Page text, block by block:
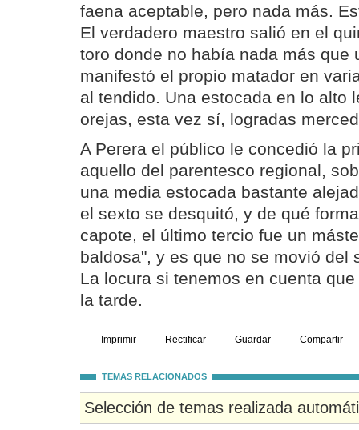
faena aceptable, pero nada más.
El verdadero maestro salió en el
toro donde no había nada más que
manifestó el propio matador en
al tendido. Una estocada en lo alto
orejas, esta vez sí, logradas
A Perera el público le concedió la
aquello del parentesco regional,
una media estocada bastante
el sexto se desquitó, y de qué
capote, el último tercio fue un
baldosa", y es que no se movió del
La locura si tenemos en cuenta
la tarde.
Imprimir Rectificar Guardar Compartir
TEMAS RELACIONADOS
Selección de temas realizada